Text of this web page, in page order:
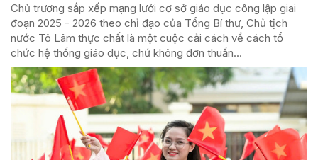
Chủ trương sắp xếp mạng lưới cơ sở giáo dục công lập giai
đoạn 2025 - 2026 theo chỉ đạo của Tổng Bí thư, Chủ tịch
nước Tô Lâm thực chất là một cuộc cải cách về cách tổ
chức hệ thống giáo dục, chứ không đơn thuần...